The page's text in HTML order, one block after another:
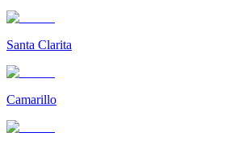
Santa Clarita
Camarillo